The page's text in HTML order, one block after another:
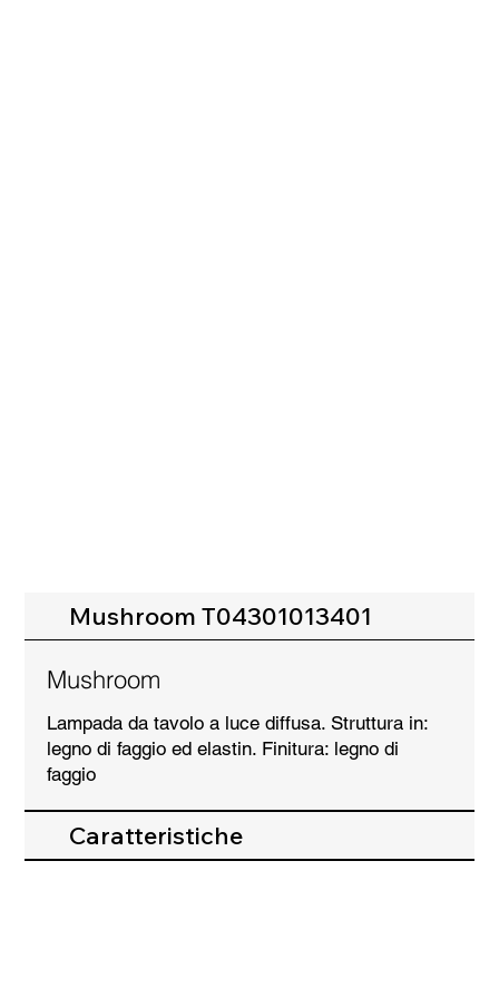
Mushroom T04301013401
Mushroom
Lampada da tavolo a luce diffusa. Struttura in:
legno di faggio ed elastin. Finitura: legno di
faggio
Caratteristiche